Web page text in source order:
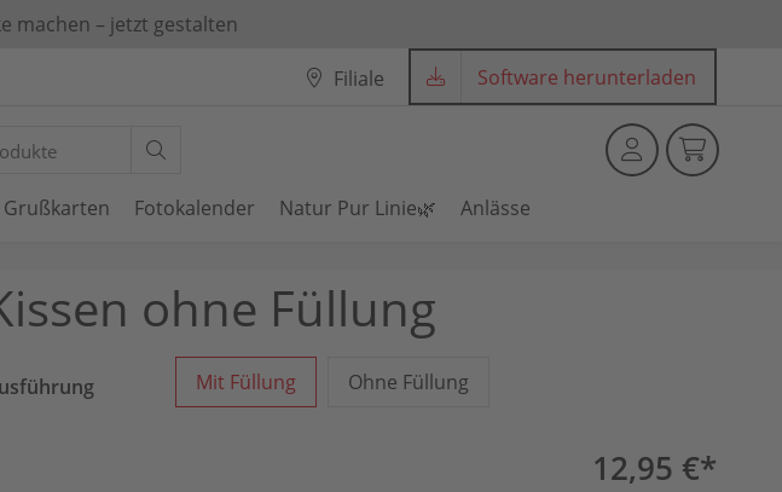
machen – jetzt gestalten
Filiale Software herunterladen
Fotokalender Natur Pur Linie🌿 Anlässe
ohne Füllung
Mit Füllung Ohne Füllung
12,95 €*